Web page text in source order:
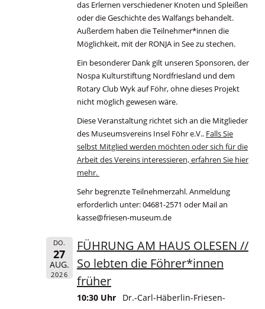
das Erlernen verschiedener Knoten und Spleißen
oder die Geschichte des Walfangs behandelt.
Außerdem haben die Teilnehmer*innen die
Möglichkeit, mit der RONJA in See zu stechen.
Ein besonderer Dank gilt unseren Sponsoren, der
Nospa Kulturstiftung Nordfriesland und dem
Rotary Club Wyk auf Föhr, ohne dieses Projekt
nicht möglich gewesen wäre.
Diese Veranstaltung richtet sich an die Mitglieder
des Museumsvereins Insel Föhr e.V.. Falls Sie
selbst Mitglied werden möchten oder sich für die
Arbeit des Vereins interessieren, erfahren Sie hier
mehr.
Sehr begrenzte Teilnehmerzahl. Anmeldung
erforderlich unter: 04681-2571 oder Mail an
kasse@friesen-museum.de
DO.
27
AUG.
2026
FÜHRUNG AM HAUS OLESEN //
So lebten die Föhrer*innen
früher
10:30 Uhr
Dr.-Carl-Häberlin-Friesen-